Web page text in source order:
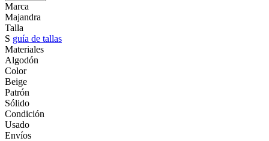
Marca
Majandra
Talla
S guía de tallas
Materiales
Algodón
Color
Beige
Patrón
Sólido
Condición
Usado
Envíos